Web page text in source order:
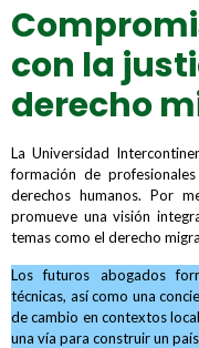
con la
derecho
La Universidad
formación de
derechos humanos. Por
promueve una visión
temas como el derecho
Los futuros abogados
técnicas, así como una
de cambio en contextos
una vía para construir un